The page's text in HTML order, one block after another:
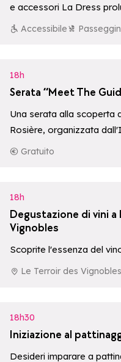
e accessori La Dress
apertura.
Accessibile
18h
Serata “Meet The
Una serata alla scoperta
Rosière, organizzata
Guide di La Rosière.
Gratuito
18h
Degustazione di vini a
Vignobles
Scoprite l'essenza del
Le Terroir des Vignobles
18h30
Iniziazione al
Desideri imparare a